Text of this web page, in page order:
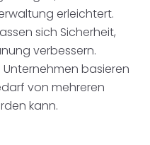
erleichtert.
sich Sicherheit,
verbessern.
basieren
von mehreren
kann.